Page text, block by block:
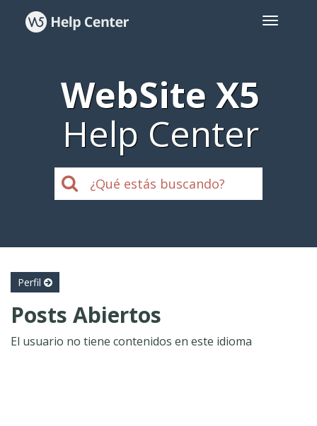
WebSite X5
Help Center
Perfil
Posts Abiertos
El usuario no tiene contenidos en este idioma